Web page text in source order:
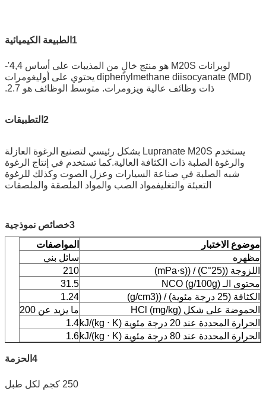
1الطبيعة الكيميائية
لوبرانات M20S هو منتج خالٍ من المذيبات على أساس 4,4'-
diphenylmethane diisocyanate (MDI) يحتوي على أوليغومرات
ذات وظائف عالية ويزومرات. متوسط الوظائف هو 2.7.
2التطبيقات
يستخدم Lupranate M20S بشكل رئيسي لتصنيع الرغوة العازلة
والرغوة الصلبة ذات الكثافة العالية.كما تستخدم في إنتاج الرغوة
شبه الصلبة في صناعة السيارات وعزل الصوت وكذلك للرغوة
التعبئة والتغليفمواد الصب والمواد الملصقة والملصقات
3خصائص نموذجية
موضوع الاختبار
المواصفات
مظهره
سائل بني
اللزوجة ((25°C) / ((mPa·s)
210
محتوى الـ NCO (g/100g)
31.5
الكثافة (25 درجة مئوية) / ((g/cm3)
1.24
الحموضة على شكل HCl (mg/kg)
ما يزيد عن 200
الحرارة المحددة عند 20 درجة مئوية kJ/(kg ⋅ K)
1.4
الحرارة المحددة عند 80 درجة مئوية kJ/(kg ⋅ K)
1.6
4الحزمة
250 كجم لكل طبل